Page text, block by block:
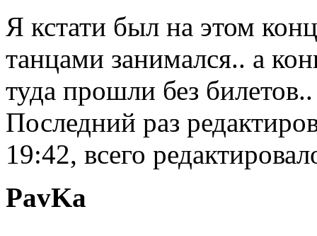
Я кстати был на этом
танцами занимался.. а
туда прошли без
Последний раз
19:42, всего
PavKa